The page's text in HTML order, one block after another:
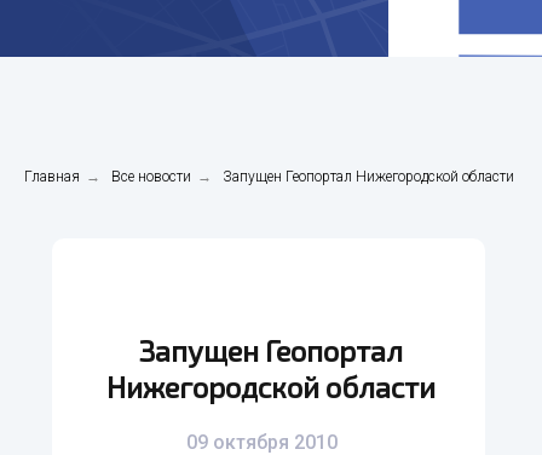
Главная → Все новости → Запущен Геопортал Нижегородской области
Запущен Геопортал
Нижегородской области
09 октября 2010